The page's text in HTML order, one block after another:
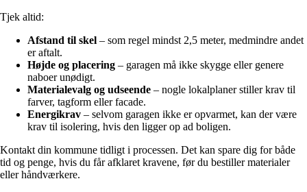
Tjek altid:
Afstand til skel – som regel mindst 2,5 meter, medmindre andet
er aftalt.
Højde og placering – garagen må ikke skygge eller genere
naboer unødigt.
Materialevalg og udseende – nogle lokalplaner stiller krav til
farver, tagform eller facade.
Energikrav – selvom garagen ikke er opvarmet, kan der være
krav til isolering, hvis den ligger op ad boligen.
Kontakt din kommune tidligt i processen. Det kan spare dig for både
tid og penge, hvis du får afklaret kravene, før du bestiller materialer
eller håndværkere.